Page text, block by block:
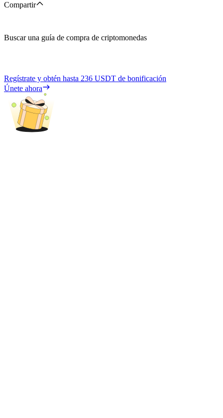
Compartir
Buscar una guía de compra de criptomonedas
Regístrate y obtén hasta 236 USDT de bonificación
Únete ahora